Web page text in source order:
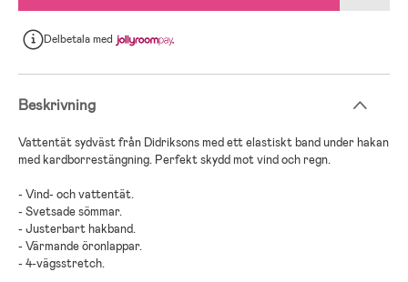
Delbetalamed
Beskrivning
Vattentät sydväst från Didriksons med ett elastiskt band under hakan
med kardborrestängning. Perfekt skydd mot vind och regn.
- Vind- och vattentät.
- Svetsade sömmar.
- Justerbart hakband.
- Värmande öronlappar.
- 4-vägsstretch.